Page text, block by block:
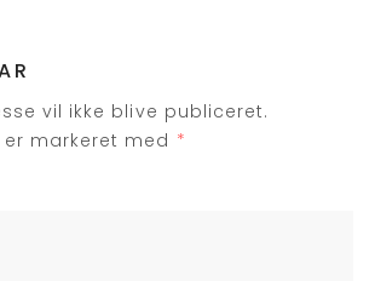
vil ikke blive publiceret.
markeret med *